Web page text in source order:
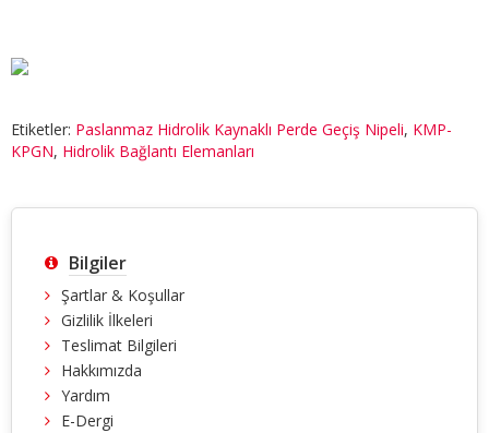
Etiketler: Paslanmaz Hidrolik Kaynaklı Perde Geçiş Nipeli, KMP-
KPGN, Hidrolik Bağlantı Elemanları
Bilgiler
Şartlar & Koşullar
Gizlilik İlkeleri
Teslimat Bilgileri
Hakkımızda
Yardım
E-Dergi